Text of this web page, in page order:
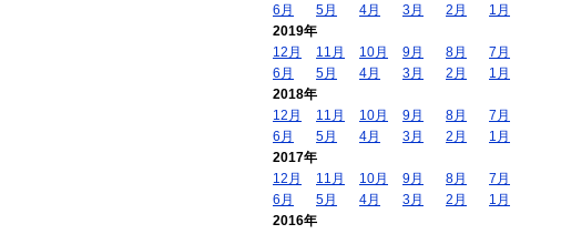
6月
5月 4月 3月 2月
1月
2019年
12月
11月 10月 9月 8月
7月
6月
5月 4月 3月 2月
1月
2018年
12月
11月 10月 9月 8月
7月
6月
5月 4月 3月 2月
1月
2017年
12月
11月 10月 9月 8月
7月
6月
5月 4月 3月 2月
1月
2016年